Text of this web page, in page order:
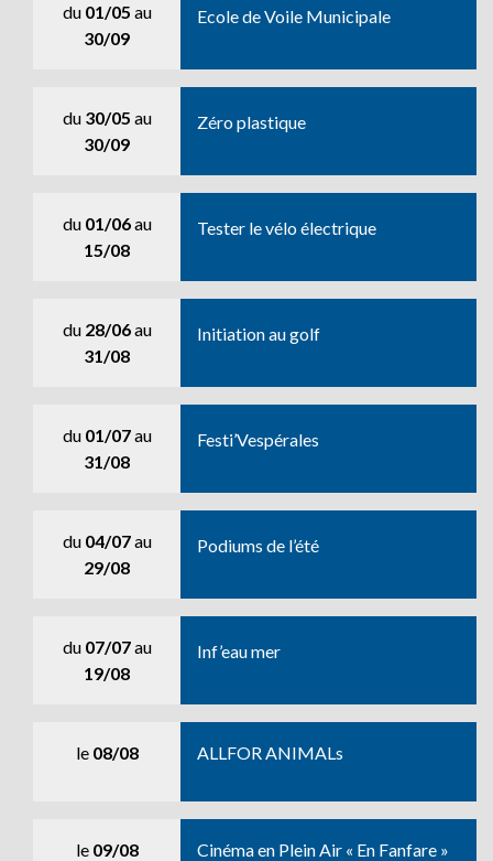
du 01/05 au
30/09
Ecole de Voile Municipale
du 30/05 au
30/09
Zéro plastique
du 01/06au
15/08
Tester le vélo électrique
du 28/06au
31/08
Initiation au golf
du 01/07au
31/08
Festi’Vespérales
du 04/07au
29/08
Podiums de l’été
du 07/07au
19/08
Inf’eau mer
le 08/08 ALLFOR ANIMALs
le 09/08 Cinéma en Plein Air « En Fanfare »